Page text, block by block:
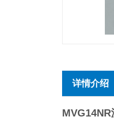
详情介绍
MVG14NR